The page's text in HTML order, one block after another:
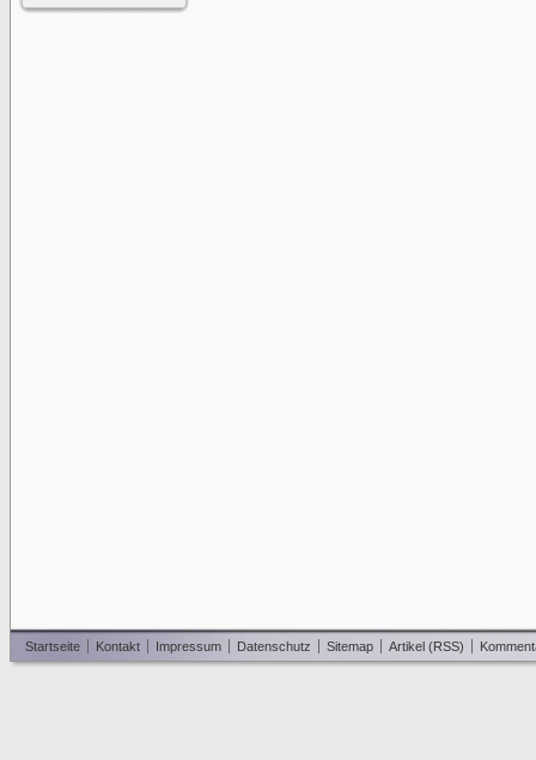
Startseite Kontakt Impressum Datenschutz Sitemap Artikel (RSS)